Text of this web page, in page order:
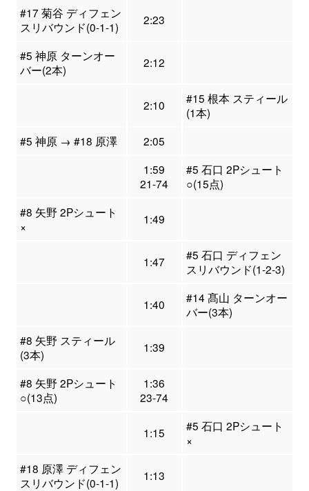
#17 菊谷 ディフェン
スリバウンド(0-1-1)
2:23
#5 神原 ターンオー
バー(2本)
2:12
2:10
#15 根本 スティール
(1本)
#5 神原 → #18 原澤
2:05
1:59
21-74
#5 石口 2Pシュート
○(15点)
#8 矢野 2Pシュート
×
1:49
1:47
#5 石口 ディフェン
スリバウンド(1-2-3)
1:40
#14 髙山 ターンオー
バー(3本)
#8 矢野 スティール
(3本)
1:39
#8 矢野 2Pシュート
○(13点)
1:36
23-74
1:15
#5 石口 2Pシュート
×
#18 原澤 ディフェン
スリバウンド(0-1-1)
1:13